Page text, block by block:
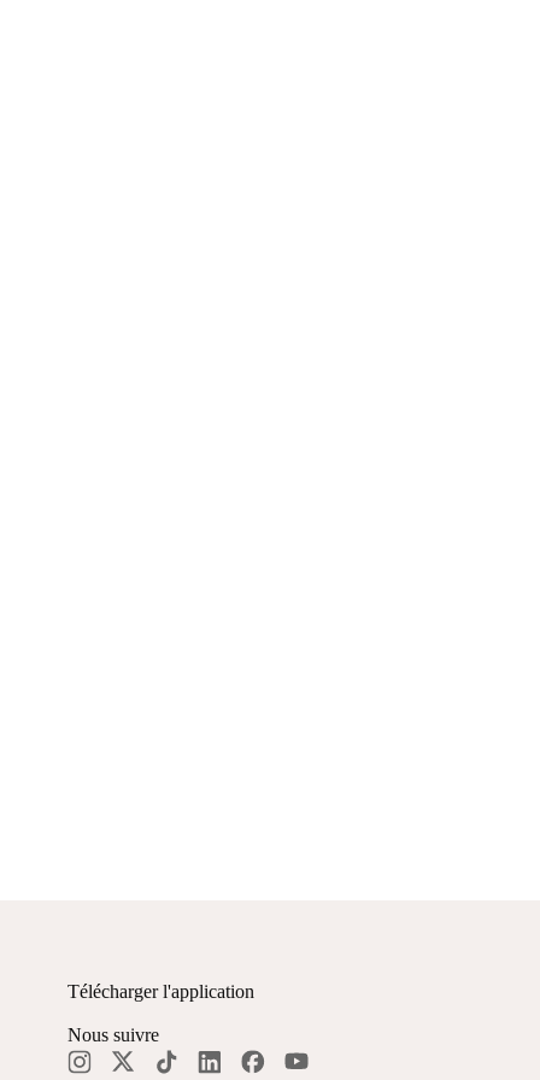
Télécharger l'application
Nous suivre